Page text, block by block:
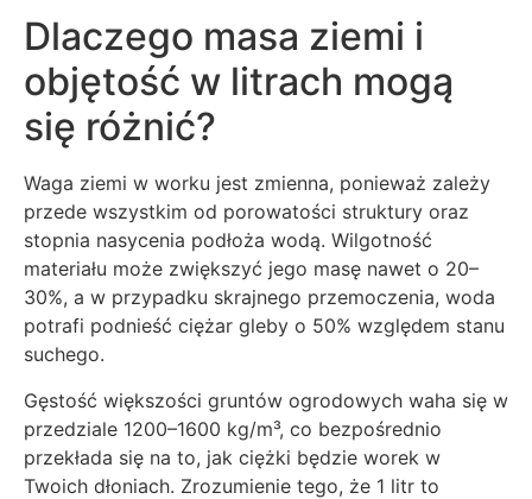
Dlaczego masa ziemi i
objętość w litrach mogą
się różnić?
Waga ziemi w worku jest zmienna, ponieważ zależy
przede wszystkim od porowatości struktury oraz
stopnia nasycenia podłoża wodą. Wilgotność
materiału może zwiększyć jego masę nawet o 20–
30%, a w przypadku skrajnego przemoczenia, woda
potrafi podnieść ciężar gleby o 50% względem stanu
suchego.
Gęstość większości gruntów ogrodowych waha się w
przedziale 1200–1600 kg/m³, co bezpośrednio
przekłada się na to, jak ciężki będzie worek w
Twoich dłoniach. Zrozumienie tego, że 1 litr to